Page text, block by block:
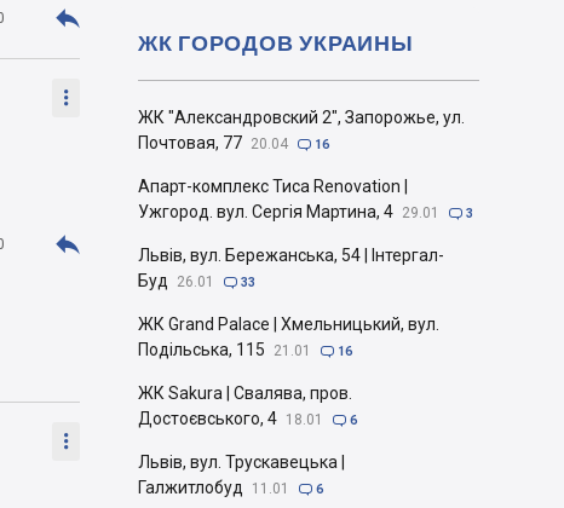




ЖК "Александровский 2", Запорожье, ул.
Почтовая, 77 20.04  16
Апарт-комплекс Тиса Renovation |
Ужгород. вул. Сергія Мартина, 4 29.01  3
Львів, вул. Бережанська, 54 | Інтергал-
Буд
26.01  33
ЖК Grand Palace | Хмельницький, вул.
Подільська, 115
21.01  16
ЖК Sakura | Свалява, пров.
Достоєвського, 4 18.01  6
Львів, вул. Трускавецька |
Галжитлобуд
11.01  6
ЖК ГОРОДОВ УКРАИНЫ